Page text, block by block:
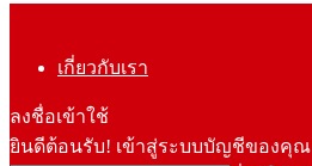
เกี่ยวกับเรา
ลงชื่อเข้าใช้
ยินดีต้อนรับ! เข้าสู่ระบบบัญชีของคุณ